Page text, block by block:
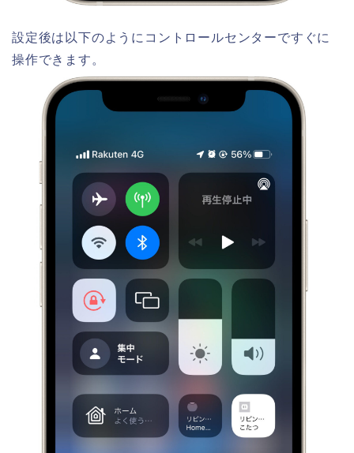
設定後は以下のようにコントロールセンターですぐに
操作できます。